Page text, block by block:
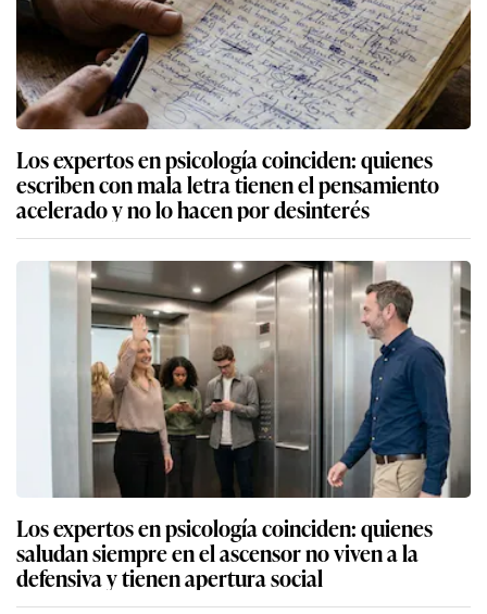
Los expertos en psicología coinciden: quienes
escriben con mala letra tienen el pensamiento
acelerado y no lo hacen por desinterés
Los expertos en psicología coinciden: quienes
saludan siempre en el ascensor no viven a la
defensiva y tienen apertura social